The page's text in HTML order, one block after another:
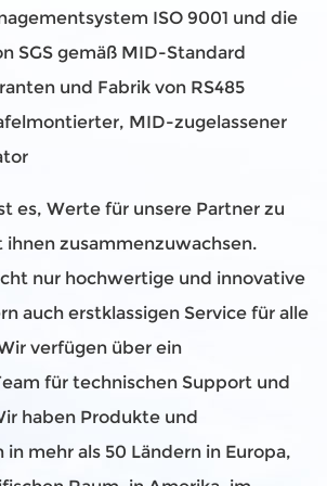
ISO 9001 und die
SGS gemäß MID-Standard
und Fabrik von RS485
MID-zugelassener
es, Werte für unsere Partner zu
zusammenzuwachsen.
nur hochwertige und innovative
auch erstklassigen Service für alle
verfügen über ein
für technischen Support und
haben Produkte und
mehr als 50 Ländern in Europa,